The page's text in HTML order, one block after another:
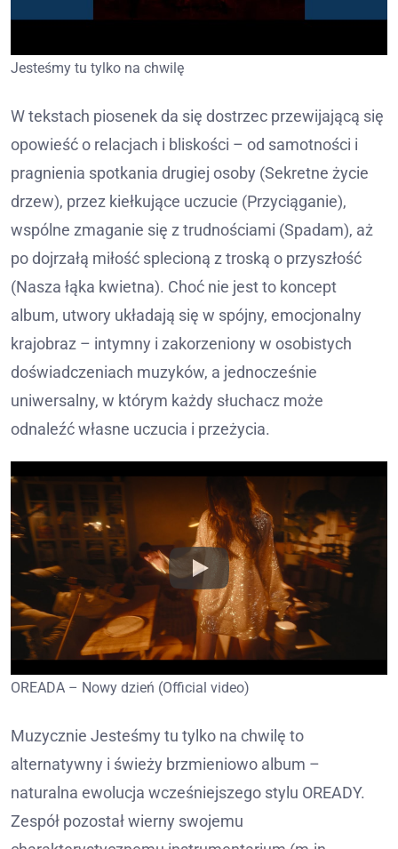
Jesteśmy tu tylko na chwilę
W tekstach piosenek da się dostrzec przewijającą się
opowieść o relacjach i bliskości – od samotności i
pragnienia spotkania drugiej osoby (Sekretne życie
drzew), przez kiełkujące uczucie (Przyciąganie),
wspólne zmaganie się z trudnościami (Spadam), aż
po dojrzałą miłość splecioną z troską o przyszłość
(Nasza łąka kwietna). Choć nie jest to koncept
album, utwory układają się w spójny, emocjonalny
krajobraz – intymny i zakorzeniony w osobistych
doświadczeniach muzyków, a jednocześnie
uniwersalny, w którym każdy słuchacz może
odnaleźć własne uczucia i przeżycia.
OREADA – Nowy dzień (Official video)
Muzycznie Jesteśmy tu tylko na chwilę to
alternatywny i świeży brzmieniowo album –
naturalna ewolucja wcześniejszego stylu OREADY.
Zespół pozostał wierny swojemu